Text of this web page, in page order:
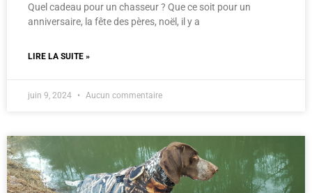
Quel cadeau pour un chasseur ? Que ce soit pour un
anniversaire, la fête des pères, noël, il y a
LIRE LA SUITE »
juin 9, 2024 Aucun commentaire